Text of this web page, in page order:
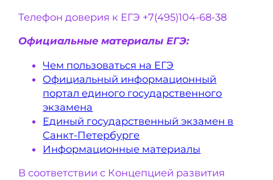
Телефон доверия к ЕГЭ +7(495)104-68-38
Официальные материалы ЕГЭ:
Чем пользоваться на ЕГЭ
Официальный информационный
портал единого государственного
экзамена
Единый государственный экзамен в
Санкт-Петербурге
Информационные материалы
В соответствии с Концепцией развития